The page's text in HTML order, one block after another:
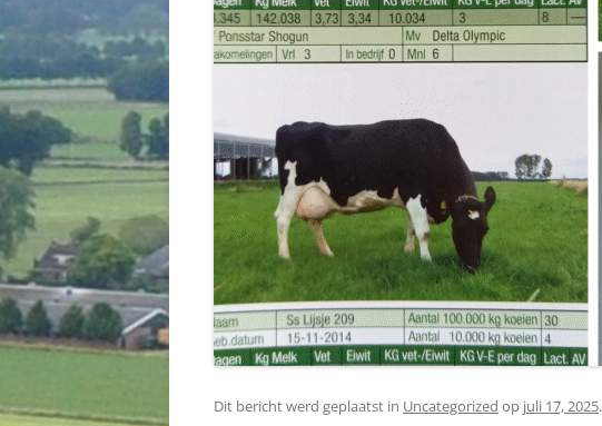
Dit bericht werd geplaatst in Uncategorized op juli 17, 2025.